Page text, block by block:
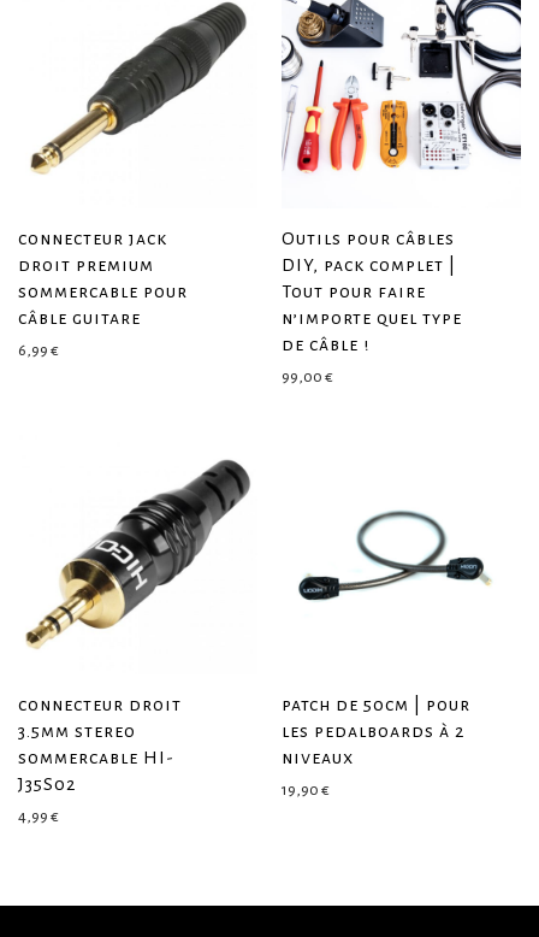
connecteur jack
droit premium
sommercable pour
câble guitare
6,99 €
Outils pour câbles
DIY, pack complet |
Tout pour faire
n’importe quel type
de câble !
99,00 €
connecteur droit
3.5mm stereo
sommercable HI-
J35S02
4,99 €
patch de 50cm | pour
les pedalboards à 2
niveaux
19,90 €